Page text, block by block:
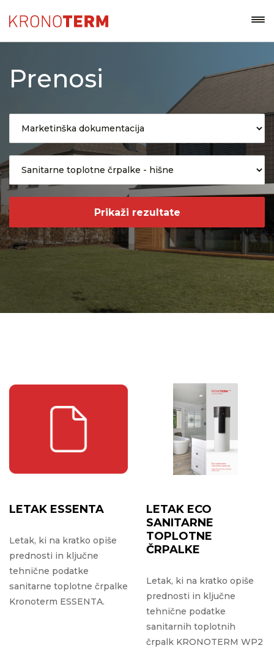
Prenosi
Prikaži rezultate
LETAK ESSENTA
Letak, ki na kratko opiše
prednosti in ključne
tehnične podatke
sanitarne toplotne črpalke
Kronoterm ESSENTA.
LETAK ECO
SANITARNE
TOPLOTNE
ČRPALKE
Letak, ki na kratko opiše
prednosti in ključne
tehnične podatke
sanitarnih toplotnih
črpalk KRONOTERM WP2